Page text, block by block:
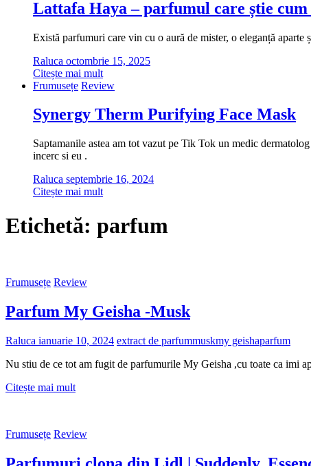
Lattafa Haya – parfumul care știe cum
Există parfumuri care vin cu o aură de mister, o eleganță
Raluca octombrie 15, 2025
Citește mai mult
Frumusețe Review
Synergy Therm Purifying Face Mask
Saptamanile astea am tot vazut pe Tik Tok un medic
incerc si eu .
Raluca septembrie 16, 2024
Citește mai mult
Etichetă: parfum
Frumusețe Review
Parfum My Geisha -Musk
Raluca ianuarie 10, 2024 extract de parfummuskmy geishaparfum
Nu stiu de ce tot am fugit de parfumurile My Geisha ,cu toate ca imi
Citește mai multParfum
Musk
Frumusețe Review